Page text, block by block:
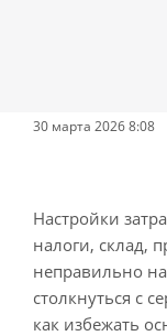
30 марта 2026 8:08
Настройки
налоги, склад,
неправильно
столкнуться с
как избежать